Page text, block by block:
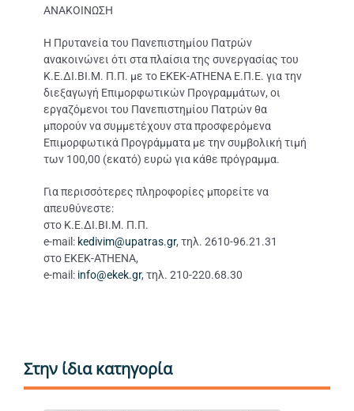
ΑΝΑΚΟΙΝΩΣΗ
Η Πρυτανεία του Πανεπιστημίου Πατρών
ανακοινώνει ότι στα πλαίσια της συνεργασίας του
Κ.Ε.ΔΙ.ΒΙ.Μ. Π.Π. με το ΕΚΕΚ-ATHENA Ε.Π.Ε. για την
διεξαγωγή Επιμορφωτικών Προγραμμάτων, οι
εργαζόμενοι του Πανεπιστημίου Πατρών θα
μπορούν να συμμετέχουν στα προσφερόμενα
Επιμορφωτικά Προγράμματα με την συμβολική τιμή
των 100,00 (εκατό) ευρώ για κάθε πρόγραμμα.
Για περισσότερες πληροφορίες μπορείτε να
απευθύνεστε:
στο Κ.Ε.ΔΙ.ΒΙ.Μ. Π.Π.
e-mail: kedivim@upatras.gr, τηλ. 2610-96.21.31
στο ΕΚΕΚ-ATHENA,
e-mail: info@ekek.gr, τηλ. 210-220.68.30
Στην ίδια κατηγορία